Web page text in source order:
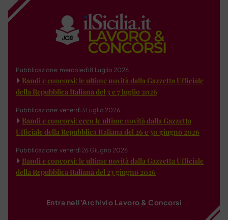
Pubblicazione: mercoledì 8 Luglio 2026
Bandi e concorsi: le ultime novità dalla Gazzetta Ufficiale
della Repubblica Italiana del 3 e 7 luglio 2026
Pubblicazione: venerdì 3 Luglio 2026
Bandi e concorsi: ecco le ultime novità dalla Gazzetta
Ufficiale della Repubblica Italiana del 26 e 30 giugno 2026
Pubblicazione: venerdì 26 Giugno 2026
Bandi e concorsi: le ultime novità dalla Gazzetta Ufficiale
della Repubblica Italiana del 23 giugno 2026
Entra nell'Archivio Lavoro & Concorsi